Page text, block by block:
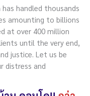
has handled thousands
amounting to billions
at over 400 million
until the very end,
justice. Let us be
distress and